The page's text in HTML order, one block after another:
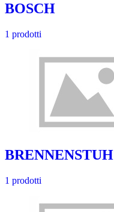
BOSCH
1 prodotti
BRENNENSTUH
1 prodotti